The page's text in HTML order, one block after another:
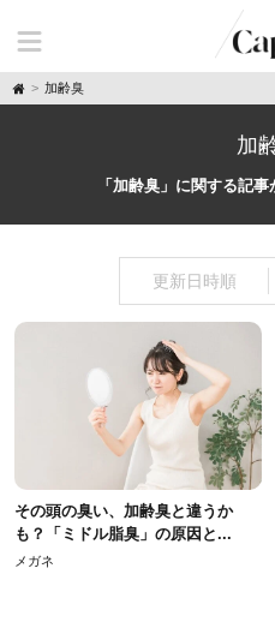
H
o
加齢臭
加
「加齢臭」に関する記
更新日時順
その頭の臭い、加齢臭と違うか
も？「ミドル脂臭」の原因と...
メガネ